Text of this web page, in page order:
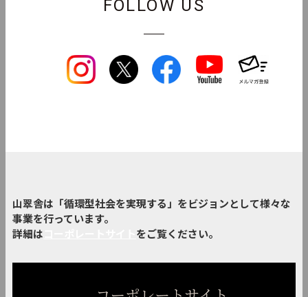
FOLLOW US
山翠舎は「循環型社会を実現する」をビジョンとして様々な
事業を行っています。
詳細は
をご覧ください。